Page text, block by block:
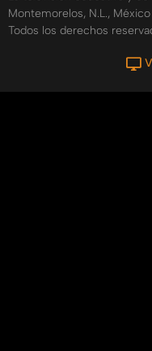
Montemorelos, N.L.,
Todos los derechos